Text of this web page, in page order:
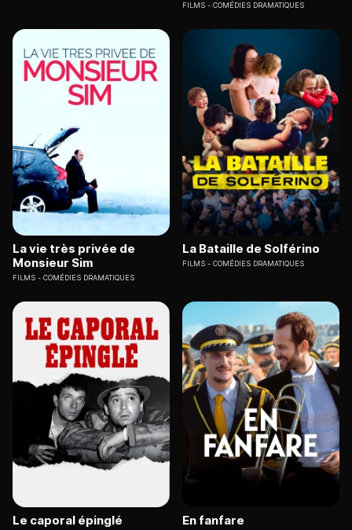
FILMS COMÉDIES DRAMATIQUES
La vie très privée de
Monsieur Sim
FILMS COMÉDIES DRAMATIQUES
La Bataille de Solférino
FILMS COMÉDIES DRAMATIQUES
Le caporal épinglé En fanfare